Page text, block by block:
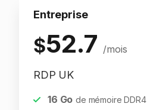
Entreprise
$52.7 /mois
RDP UK
16 Go de mémoire DDR4